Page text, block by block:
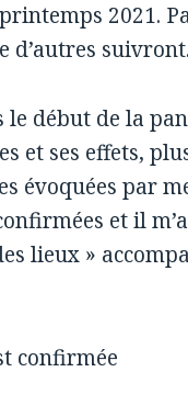
2021.
d’autres suivront.
le début de la
et ses effets,
évoquées par
et il
lieux »
confirmée